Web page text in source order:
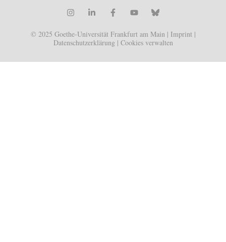
© 2025 Goethe-Universität Frankfurt am Main | Imprint |
Datenschutzerklärung| Cookies verwalten